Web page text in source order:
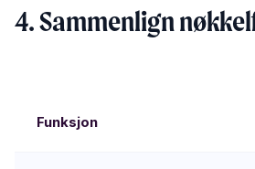
4. Sammenlign